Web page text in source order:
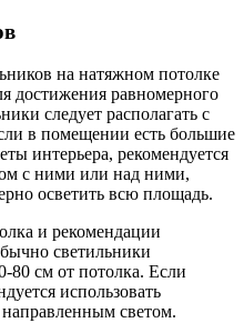
на натяжном потолке
достижения равномерного
следует располагать с
в помещении есть большие
интерьера, рекомендуется
с ними или над ними,
осветить всю площадь.
и рекомендации
светильники
80 см от потолка. Если
использовать
светом.